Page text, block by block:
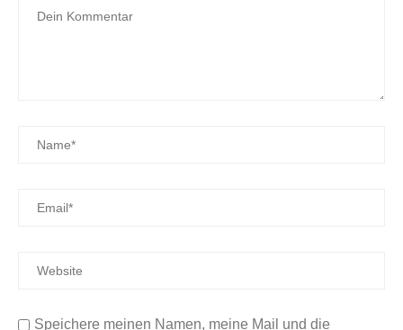
Speichere meinen Namen, meine Mail und die